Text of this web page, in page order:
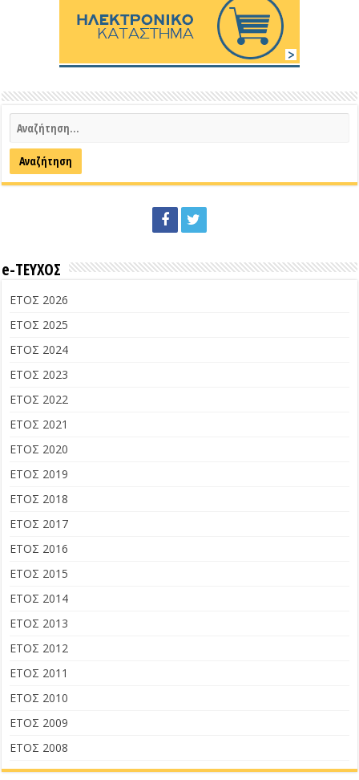
e-ΤΕΥΧΟΣ
ΕΤΟΣ 2026
ΕΤΟΣ 2025
ΕΤΟΣ 2024
ΕΤΟΣ 2023
ΕΤΟΣ 2022
ΕΤΟΣ 2021
ΕΤΟΣ 2020
ΕΤΟΣ 2019
ΕΤΟΣ 2018
ΕΤΟΣ 2017
ΕΤΟΣ 2016
ΕΤΟΣ 2015
ΕΤΟΣ 2014
ΕΤΟΣ 2013
ΕΤΟΣ 2012
ΕΤΟΣ 2011
ΕΤΟΣ 2010
ΕΤΟΣ 2009
ΕΤΟΣ 2008